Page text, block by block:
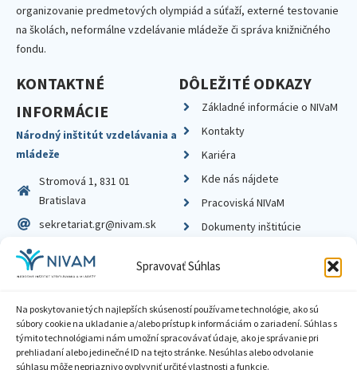
Spravovať Súhlas
Na poskytovanie tých najlepších skúseností používame technológie, ako sú
súbory cookie na ukladanie a/alebo prístup k informáciám o zariadení. Súhlas s
týmito technológiami nám umožní spracovávať údaje, ako je správanie pri
prehliadaní alebo jedinečné ID na tejto stránke. Nesúhlas alebo odvolanie
súhlasu môže nepriaznivo ovplyvniť určité vlastnosti a funkcie.
organizovanie predmetových olympiád a súťaží, externé testovanie
na školách, neformálne vzdelávanie mládeže či správa knižničného
fondu.
KONTAKTNÉ
INFORMÁCIE
Národný inštitút vzdelávania a
mládeže
Stromová 1, 831 01
Bratislava
sekretariat.gr@nivam.sk
IČO: 00164348
DIČ: 2020798714
DÔLEŽITÉ ODKAZY
Základné informácie o NIVaM
Kontakty
Kariéra
Kde nás nájdete
Pracoviská NIVaM
Dokumenty inštitúcie
Zásady ochrany súkromia